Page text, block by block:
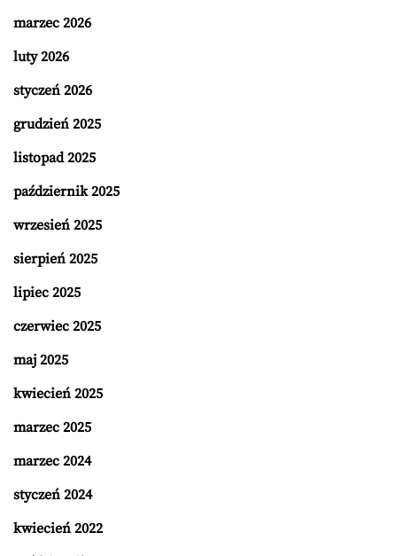
marzec 2026
luty 2026
styczeń 2026
grudzień 2025
listopad 2025
październik 2025
wrzesień 2025
sierpień 2025
lipiec 2025
czerwiec 2025
maj 2025
kwiecień 2025
marzec 2025
marzec 2024
styczeń 2024
kwiecień 2022